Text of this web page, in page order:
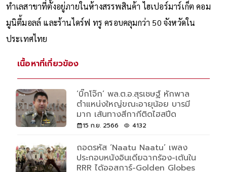
ทำเลสาขาที่ตั้งอยู่ภายในห้างสรรพสินค้า ไฮเปอร์มาร์เก็ต คอม
มูนิตี้มอลล์ และร้านไดร์ฟ ทรู ครอบคลุมกว่า 50จังหวัดใน
ประเทศไทย
เนื้อหาที่เกี่ยวข้อง
‘บิ๊กโจ๊ก’ พล.ต.อ.สุรเชษฐ์ หักพาล
ตำแหน่งใหญ่ขณะอายุน้อย บารมี
มาก เส้นทางสีกากีติดไฮสปีด
15 ก.ย. 2566 4132
ถอดรหัส ‘Naatu Naatu’ เพลง
ประกอบหนังอินเดียฉากร้อง-เต้นใน
RRR ได้ออสการ์-Golden Globes